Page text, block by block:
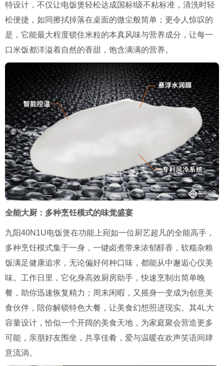
特设计，不仅让电饭煲轻松达成国标I级不粘标准，清洗时轻
松便捷，如同擦拭掉落在桌面的微尘般简单；更令人惊叹的
是，它能最大程度锁住米粒的本真风味与营养成分，让每一
口米饭都洋溢着自然的香甜，饱含满满的营养。
全能大厨：多种烹饪模式的味觉盛宴
九阳40N1U电饭煲在功能上宛如一位厨艺超凡的全能高手，
多种烹饪模式集于一身，一键卤煮带来浓郁醇香，软糯杂粮
饭满足健康追求，无论偏好何种口味，都能从中邂逅心仪美
味。工作日里，它化身高效厨房助手，快速烹制出简单晚
餐，助你迅速恢复精力；周末闲暇，又摇身一变成为创意美
食伙伴，陪你解锁特色大餐，让美食幻想照进现实。其4L大
容量设计，恰似一个开阔的美食天地，为家庭聚会营造更多
可能，亲朋好友围坐，共享佳肴，爱与温暖在欢声笑语间肆
意流淌。